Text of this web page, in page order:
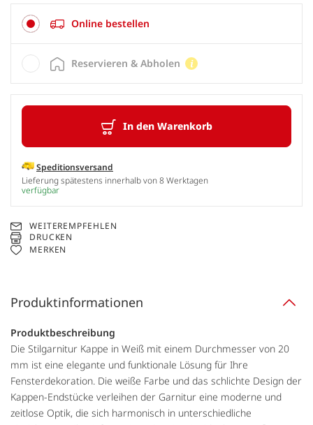
Online bestellen
In den Warenkorb
Speditionsversand
Lieferung spätestens innerhalb von 8 Werktagen
verfügbar
Reservieren & Abholen
WEITEREMPFEHLEN
DRUCKEN
MERKEN
Produktinformationen
Produktbeschreibung
Die Stilgarnitur Kappe in Weiß mit einem Durchmesser von 20
mm ist eine elegante und funktionale Lösung für Ihre
Fensterdekoration. Die weiße Farbe und das schlichte Design der
Kappen-Endstücke verleihen der Garnitur eine moderne und
zeitlose Optik, die sich harmonisch in unterschiedliche